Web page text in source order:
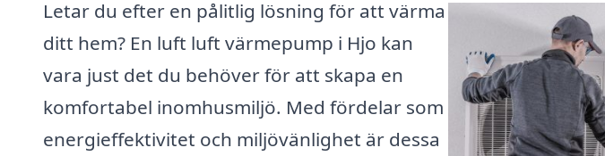
Letar du efter en pålitlig lösning för att värma
ditt hem? En luft luft värmepump i Hjo kan
vara just det du behöver för att skapa en
komfortabel inomhusmiljö. Med fördelar som
energieffektivitet och miljövänlighet är dessa